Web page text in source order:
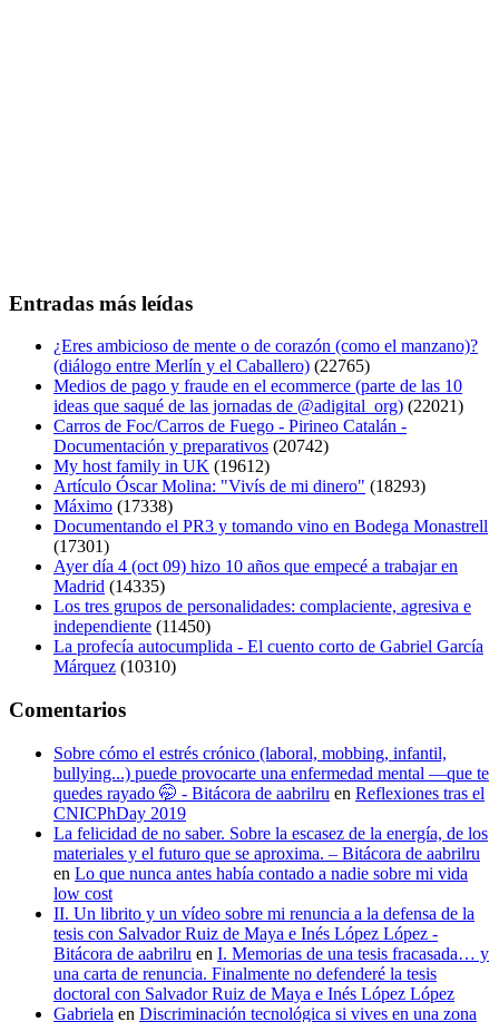
Entradas más leídas
¿Eres ambicioso de mente o de corazón (como el manzano)?
(diálogo entre Merlín y el Caballero) (22765)
Medios de pago y fraude en el ecommerce (parte de las 10
ideas que saqué de las jornadas de @adigital_org) (22021)
Carros de Foc/Carros de Fuego - Pirineo Catalán -
Documentación y preparativos (20742)
My host family in UK (19612)
Artículo Óscar Molina: "Vivís de mi dinero" (18293)
Máximo (17338)
Documentando el PR3 y tomando vino en Bodega Monastrell
(17301)
Ayer día 4 (oct 09) hizo 10 años que empecé a trabajar en
Madrid (14335)
Los tres grupos de personalidades: complaciente, agresiva e
independiente (11450)
La profecía autocumplida - El cuento corto de Gabriel García
Márquez (10310)
Comentarios
Sobre cómo el estrés crónico (laboral, mobbing, infantil,
bullying...) puede provocarte una enfermedad mental —que te
quedes rayado 🤭 - Bitácora de aabrilru en Reflexiones tras el
CNICPhDay 2019
La felicidad de no saber. Sobre la escasez de la energía, de los
materiales y el futuro que se aproxima. – Bitácora de aabrilru
en Lo que nunca antes había contado a nadie sobre mi vida
low cost
II. Un librito y un vídeo sobre mi renuncia a la defensa de la
tesis con Salvador Ruiz de Maya e Inés López López -
Bitácora de aabrilru en I. Memorias de una tesis fracasada… y
una carta de renuncia. Finalmente no defenderé la tesis
doctoral con Salvador Ruiz de Maya e Inés López López
Gabriela en Discriminación tecnológica si vives en una zona